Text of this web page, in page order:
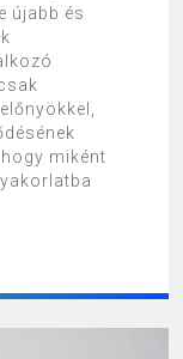
újabb és
miként